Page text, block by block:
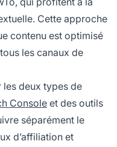
Cette approche
contenu est optimisé
les canaux de
deux types de
Console et des outils
séparément le
d’affiliation et